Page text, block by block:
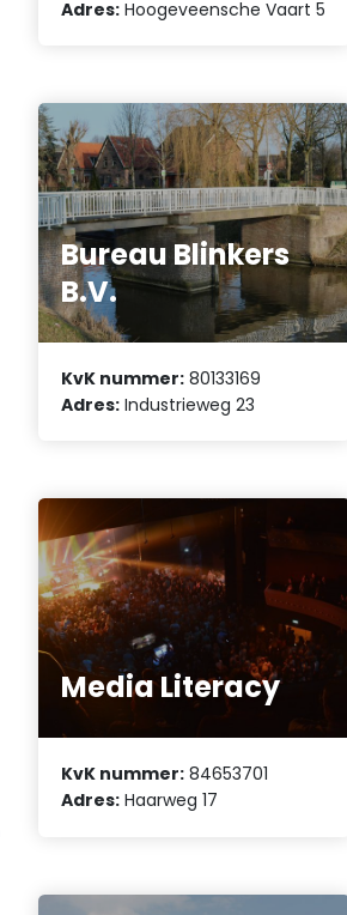
Adres: Hoogeveensche Vaart 5
Bureau Blinkers
B.V.
KvK nummer: 80133169
Adres: Industrieweg 23
Media Literacy
KvK nummer: 84653701
Adres: Haarweg 17